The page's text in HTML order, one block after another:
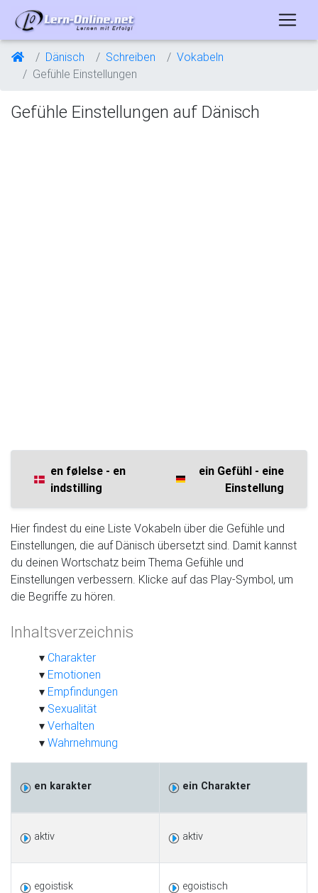
Dänisch Schreiben
Vokabeln
Gefühle Einstellungen
Gefühle Einstellungen auf Dänisch
en følelse - en
indstilling
ein Gefühl - eine
Einstellung
Hier findest du eine Liste Vokabeln über die Gefühle und
Einstellungen, die auf Dänisch übersetzt sind. Damit kannst
du deinen Wortschatz beim Thema Gefühle und
Einstellungen verbessern. Klicke auf das Play-Symbol, um
die Begriffe zu hören.
Inhaltsverzeichnis
Charakter
Emotionen
Empfindungen
Sexualität
Verhalten
Wahrnehmung
en karakter ein Charakter
aktiv aktiv
egoistisk egoistisch